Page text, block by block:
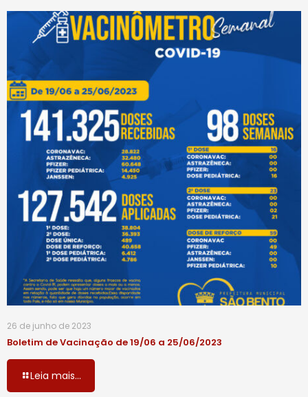
26 de junho de 2023
Boletim de Vacinação de 19/06 a 25/06/2023
Leia mais...